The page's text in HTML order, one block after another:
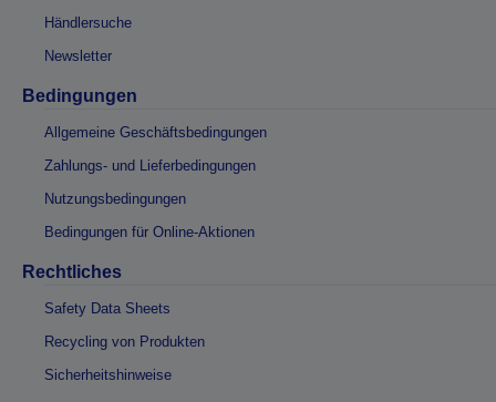
Händlersuche
Newsletter
Bedingungen
Allgemeine Geschäftsbedingungen
Zahlungs- und Lieferbedingungen
Nutzungsbedingungen
Bedingungen für Online-Aktionen
Rechtliches
Safety Data Sheets
Recycling von Produkten
Sicherheitshinweise